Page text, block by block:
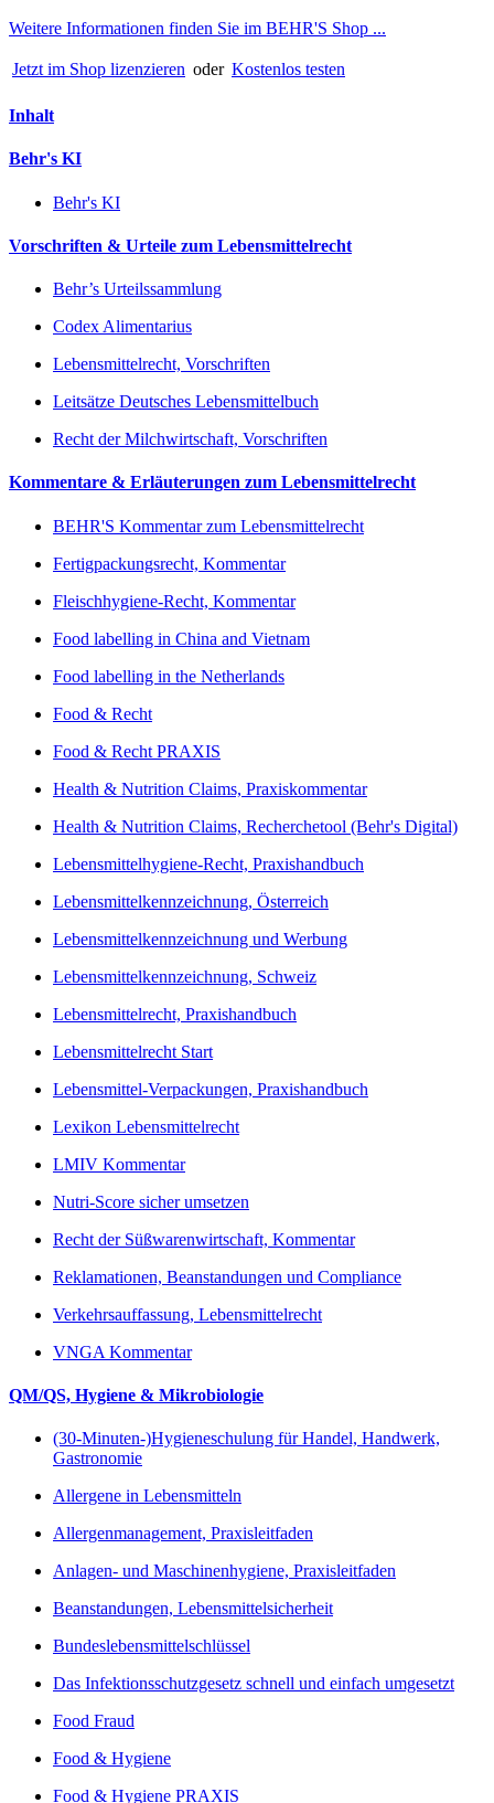
Weitere Informationen finden Sie im BEHR'S Shop ...
Jetzt im Shop lizenzieren oder Kostenlos testen
Inhalt
Behr's KI
Behr's KI
Vorschriften & Urteile zum Lebensmittelrecht
Behr’s Urteilssammlung
Codex Alimentarius
Lebensmittelrecht, Vorschriften
Leitsätze Deutsches Lebensmittelbuch
Recht der Milchwirtschaft, Vorschriften
Kommentare & Erläuterungen zum Lebensmittelrecht
BEHR'S Kommentar zum Lebensmittelrecht
Fertigpackungsrecht, Kommentar
Fleischhygiene-Recht, Kommentar
Food labelling in China and Vietnam
Food labelling in the Netherlands
Food & Recht
Food & Recht PRAXIS
Health & Nutrition Claims, Praxiskommentar
Health & Nutrition Claims, Recherchetool (Behr's Digital)
Lebensmittelhygiene-Recht, Praxishandbuch
Lebensmittelkennzeichnung, Österreich
Lebensmittelkennzeichnung und Werbung
Lebensmittelkennzeichnung, Schweiz
Lebensmittelrecht, Praxishandbuch
Lebensmittelrecht Start
Lebensmittel-Verpackungen, Praxishandbuch
Lexikon Lebensmittelrecht
LMIV Kommentar
Nutri-Score sicher umsetzen
Recht der Süßwarenwirtschaft, Kommentar
Reklamationen, Beanstandungen und Compliance
Verkehrsauffassung, Lebensmittelrecht
VNGA Kommentar
QM/QS, Hygiene & Mikrobiologie
(30-Minuten-)Hygieneschulung für Handel, Handwerk,
Gastronomie
Allergene in Lebensmitteln
Allergenmanagement, Praxisleitfaden
Anlagen- und Maschinenhygiene, Praxisleitfaden
Beanstandungen, Lebensmittelsicherheit
Bundeslebensmittelschlüssel
Das Infektionsschutzgesetz schnell und einfach umgesetzt
Food Fraud
Food & Hygiene
Food & Hygiene PRAXIS